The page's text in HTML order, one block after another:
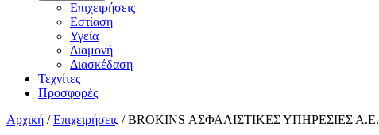
Επιχειρήσεις
Εστίαση
Υγεία
Διαμονή
Διασκέδαση
Τεχνίτες
Προσφορές
Αρχική / Επιχειρήσεις / BROKINS ΑΣΦΑΛΙΣΤΙΚΕΣ ΥΠΗΡΕΣΙΕΣ Α.Ε.